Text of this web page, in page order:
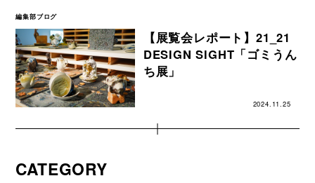
編集部ブログ
【展覧会レポート】21_21
DESIGN SIGHT「ゴミうん
ち展」
2024.11.25
CATEGORY